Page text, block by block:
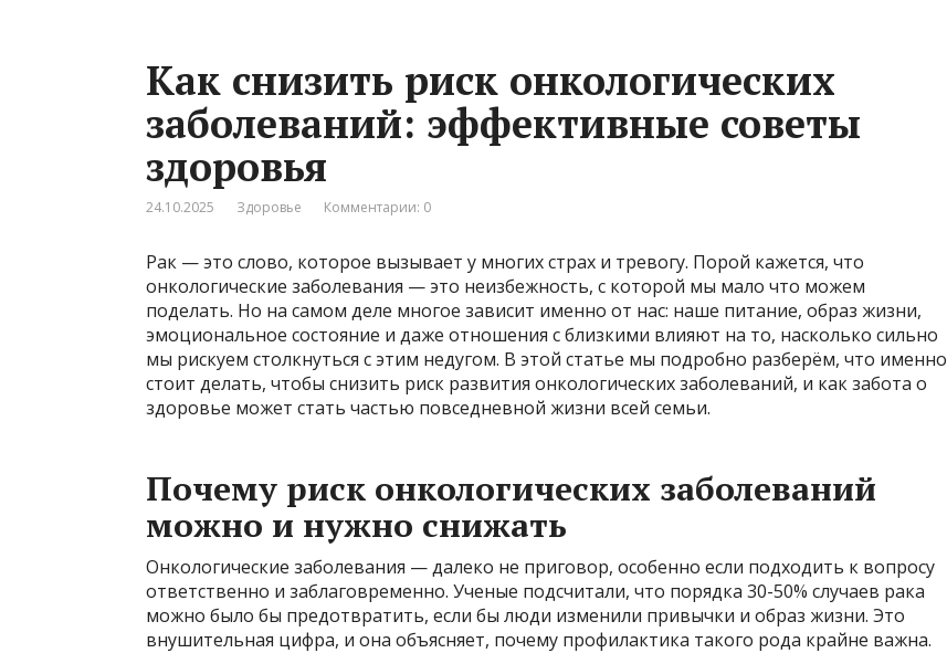
Как снизить риск онкологических
заболеваний: эффективные советы
здоровья
24.10.2025 Здоровье Комментарии: 0
Рак — это слово, которое вызывает у многих страх и тревогу. Порой кажется, что
онкологические заболевания — это неизбежность, с которой мы мало что можем
поделать. Но на самом деле многое зависит именно от нас: наше питание, образ жизни,
эмоциональное состояние и даже отношения с близкими влияют на то, насколько сильно
мы рискуем столкнуться с этим недугом. В этой статье мы подробно разберём, что именно
стоит делать, чтобы снизить риск развития онкологических заболеваний, и как забота о
здоровье может стать частью повседневной жизни всей семьи.
Почему риск онкологических заболеваний
можно и нужно снижать
Онкологические заболевания — далеко не приговор, особенно если подходить к вопросу
ответственно и заблаговременно. Ученые подсчитали, что порядка 30-50% случаев рака
можно было бы предотвратить, если бы люди изменили привычки и образ жизни. Это
внушительная цифра, и она объясняет, почему профилактика такого рода крайне важна.